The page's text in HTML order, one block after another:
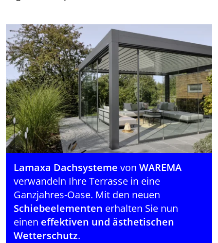
Lamaxa Dachsysteme von WAREMA
verwandeln Ihre Terrasse in eine
Ganzjahres-Oase. Mit den neuen
Schiebeelementen erhalten Sie nun
einen effektiven und ästhetischen
Wetterschutz.